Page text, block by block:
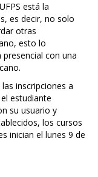
está la
es decir, no solo
otras
esto lo
con una
inscripciones a
estudiante
su usuario y
los cursos
inician el lunes 9 de